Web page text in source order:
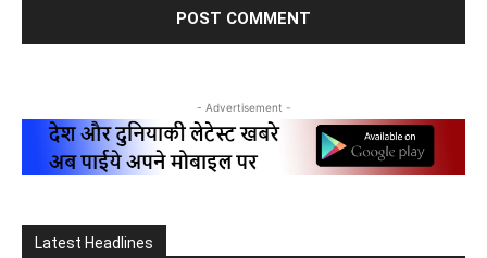
- Advertisement -
Latest Headlines